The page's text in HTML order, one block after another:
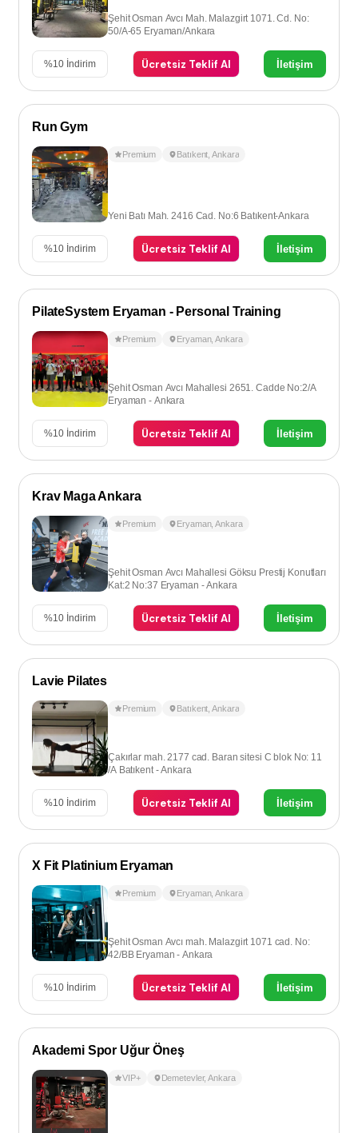
Şehit Osman Avcı Mah. Malazgirt 1071. Cd. No:
50/A-65 Eryaman/Ankara
%10 İndirim Ücretsiz Teklif Al İletişim
Run Gym
Premium Batıkent ,Ankara
Yeni Batı Mah. 2416 Cad. No:6 Batıkent-Ankara
%10 İndirim Ücretsiz Teklif Al İletişim
PilateSystem Eryaman - Personal Training
Premium Eryaman,Ankara
Şehit Osman Avcı Mahallesi 2651. Cadde No:2/A
Eryaman - Ankara
%10 İndirim Ücretsiz Teklif Al İletişim
Krav Maga Ankara
Premium Eryaman,Ankara
Şehit Osman Avcı Mahallesi Göksu Prestij Konutları
Kat:2 No:37 Eryaman - Ankara
%10 İndirim Ücretsiz Teklif Al İletişim
Lavie Pilates
Premium Batıkent ,Ankara
Çakırlar mah. 2177 cad. Baran sitesi C blok No: 11
/A Batıkent - Ankara
%10 İndirim Ücretsiz Teklif Al İletişim
X Fit Platinium Eryaman
Premium Eryaman,Ankara
Şehit Osman Avcı mah. Malazgirt 1071 cad. No:
42/BB Eryaman - Ankara
%10 İndirim Ücretsiz Teklif Al İletişim
Akademi Spor Uğur Öneş
VIP+ Demetevler,Ankara